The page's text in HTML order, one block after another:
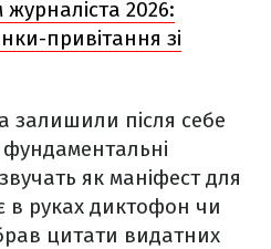
2026:
привітання зі
залишили після себе
як маніфест для
в руках диктофон чи
цитати видатних